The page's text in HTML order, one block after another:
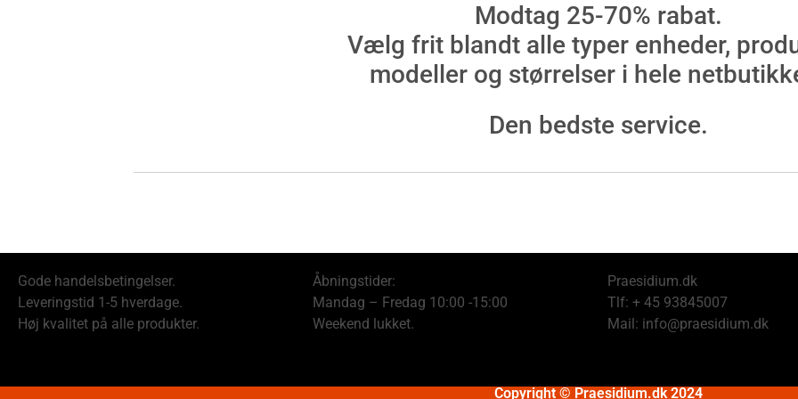
Modtag 25-70% rabat.
Vælg frit blandt alle typer enheder,
modeller og størrelser i hele
Den bedste service.
Gode handelsbetingelser.
Leveringstid 1-5 hverdage.
Høj kvalitet på alle produkter.
Åbningstider:
Mandag – Fredag 10:00 -15:00
Weekend lukket.
Praesidium.dk
Tlf: + 45 93845007
Mail: info@praesidium.dk
Copyright © Praesidium.dk 2024